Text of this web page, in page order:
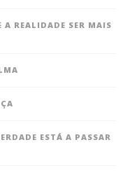
REALIDADE SER MAIS
ESTÁ A PASSAR